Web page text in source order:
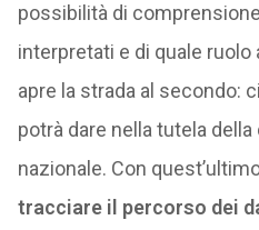
possibilità di
interpretati e di quale
apre la strada al secondo:
potrà dare nella tutela della
nazionale. Con
tracciare il percorso dei